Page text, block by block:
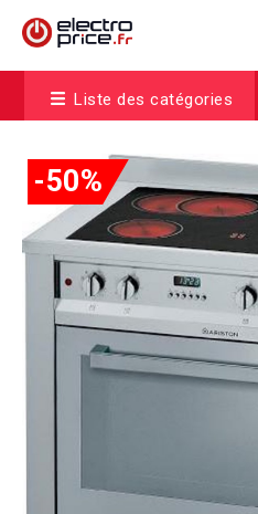
Liste des catégories
-50%